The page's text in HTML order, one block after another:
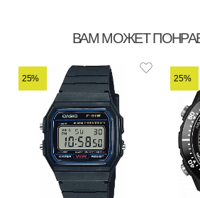
ВАМ МОЖЕТ
25% 25%